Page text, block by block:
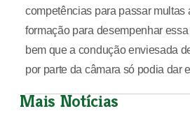
competências para passar multas
formação para desempenhar
bem que a condução enviesada
por parte da câmara só podia dar
Mais Notícias